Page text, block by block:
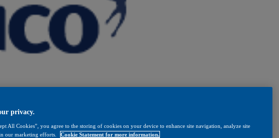
privacy.
All Cookies”, you agree to the storing of cookies on your device to enhance site navigation, analyze site
our marketing efforts.
Cookie Statement for more information.